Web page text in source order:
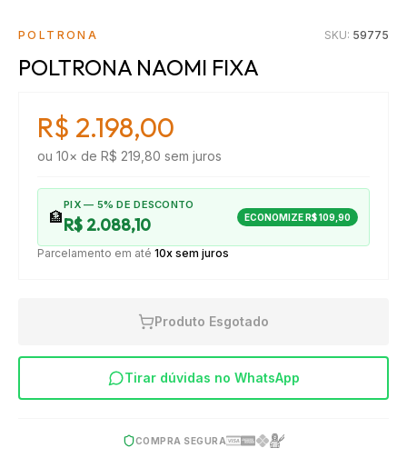
POLTRONA SKU: 59775
POLTRONA NAOMI FIXA
R$ 2.198,00
ou 10× de R$ 219,80 sem juros
🏦
PIX — 5% DE DESCONTO
R$ 2.088,10 ECONOMIZER$ 109,90
Parcelamento em até 10x sem juros
Produto Esgotado
Tirar dúvidas no WhatsApp
COMPRA SEGURA